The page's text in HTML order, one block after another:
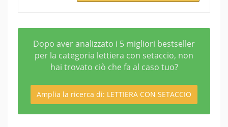
Dopo aver analizzato i 5 migliori bestseller
per la categoria lettiera con setaccio, non
hai trovato ciò che fa al caso tuo?
Amplia la ricerca di: LETTIERA CON SETACCIO